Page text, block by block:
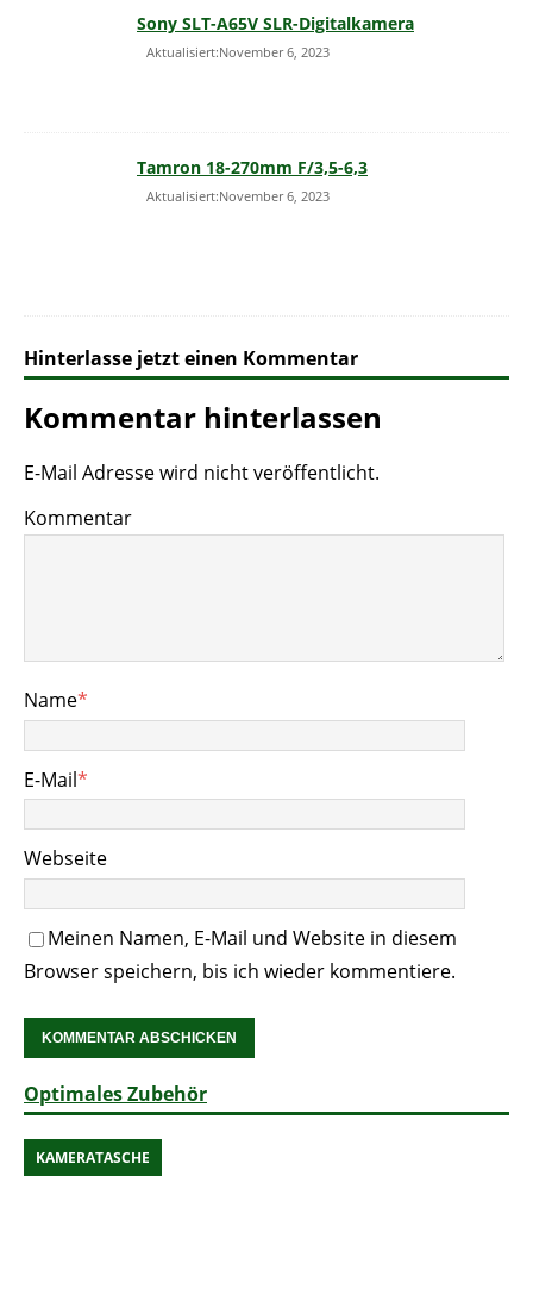
Sony SLT-A65V SLR-Digitalkamera
Aktualisiert:November 6, 2023
Tamron 18-270mm F/3,5-6,3
Aktualisiert:November 6, 2023
Hinterlasse jetzt einen Kommentar
Kommentar hinterlassen
E-Mail Adresse wird nicht veröffentlicht.
Kommentar
Name*
E-Mail*
Webseite
Meinen Namen, E-Mail und Website in diesem
Browser speichern, bis ich wieder kommentiere.
Optimales Zubehör
KAMERATASCHE